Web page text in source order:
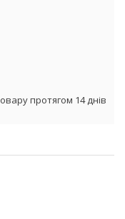
протягом 14 днів